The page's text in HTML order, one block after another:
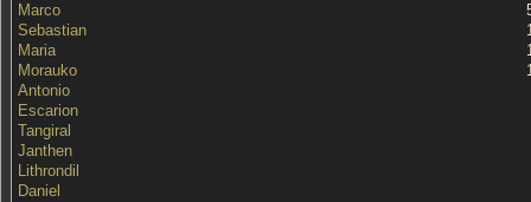
Marco
Sebastian
Maria
Morauko
Antonio
Escarion
Tangiral
Janthen
Lithrondil
Daniel